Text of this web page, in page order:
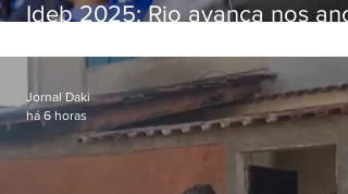
Ideb 2025: Rio avança nos
nacional
Jornal Daki
há 6 horas